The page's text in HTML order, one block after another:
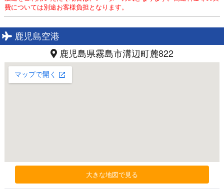
費については別途お客様負担となります。
鹿児島空港
鹿児島県霧島市溝辺町麓822
大きな地図で見る